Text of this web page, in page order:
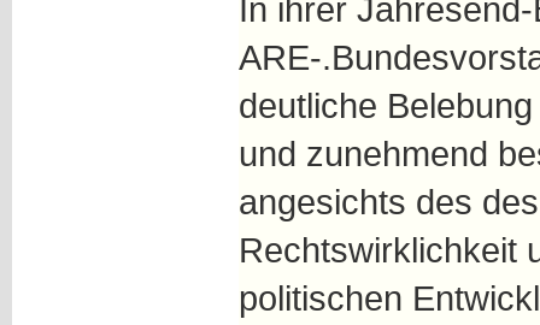
In ihrer
ARE-
deutliche
und zunehmend
angesichts des
Rechtswirklichkeit
politischen